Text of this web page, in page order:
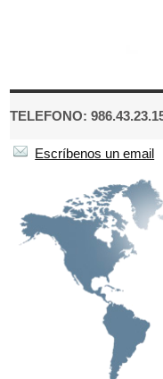
TELEFONO:
Escríbenos un email